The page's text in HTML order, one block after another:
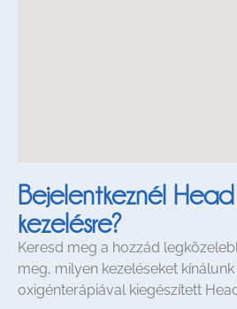
Bejelentkeznél
kezelésre?
Keresd meg a hozzád
meg, milyen kezeléseket
oxigénterápiával kiegészített